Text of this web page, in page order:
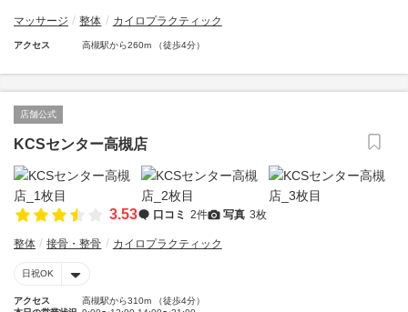
マッサージ 整体 カイロプラクティック
アクセス 高槻駅から260m （徒歩4分）
店舗公式
KCSセンター高槻店
3.53 口コミ 2件 写真 3枚
整体 接骨・整骨 カイロプラクティック
日祝OK
アクセス
高槻駅から310m （徒歩4分）